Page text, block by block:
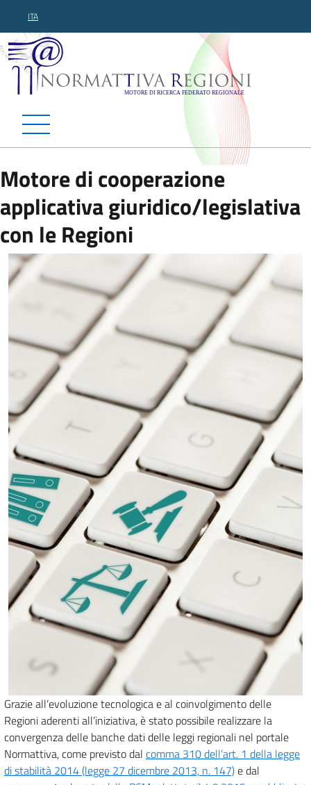
ITA
Normattiva Regioni -
Motore di cooperazione
applicativa giuridico/legislativa
con le Regioni
Grazie all’evoluzione tecnologica e al coinvolgimento delle
Regioni aderenti all’iniziativa, è stato possibile realizzare la
convergenza delle banche dati delle leggi regionali nel portale
Normattiva, come previsto dal comma 310 dell’art. 1 della legge
di stabilità 2014 (legge 27 dicembre 2013, n. 147)e dal